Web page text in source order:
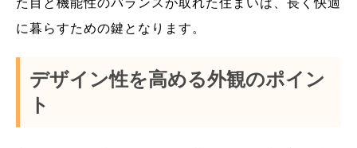
た目と機能性のバランスが取れた住まいは、長く快適
に暮らすための鍵となります。
デザイン性を高める外観のポイン
ト